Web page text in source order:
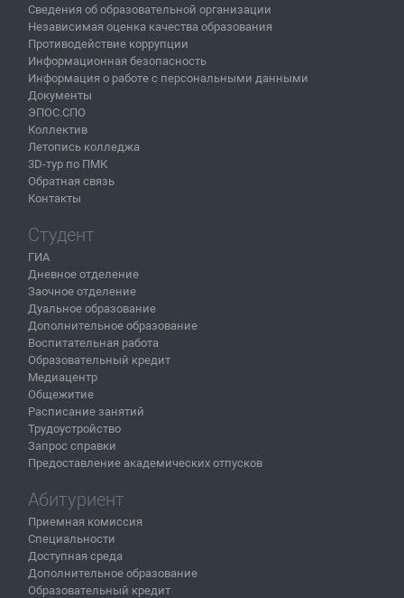
Сведения об образовательной организации
Независимая оценка качества образования
Противодействие коррупции
Информационная безопасность
Информация о работе с персональными данными
Документы
ЭПОС.СПО
Коллектив
Летопись колледжа
3D-тур по ПМК
Обратная связь
Контакты
Студент
ГИА
Дневное отделение
Заочное отделение
Дуальное образование
Дополнительное образование
Воспитательная работа
Образовательный кредит
Медиацентр
Общежитие
Расписание занятий
Трудоустройство
Запрос справки
Предоставление академических отпусков
Абитуриент
Приемная комиссия
Специальности
Доступная среда
Дополнительное образование
Образовательный кредит